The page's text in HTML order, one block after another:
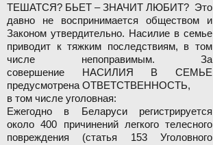
ТЕШАТСЯ? БЬЕТ – ЗНАЧИТ ЛЮБИТ? Это
давно не воспринимается обществом и
Законом утвердительно. Насилие в семье
приводит к тяжким последствиям, в том
числе непоправимым. За
совершение НАСИЛИЯ В СЕМЬЕ
предусмотрена ОТВЕТСТВЕННОСТЬ,
в том числе уголовная:
Ежегодно в Беларуси регистрируется
около 400 причинений легкого телесного
повреждения (статья 153 Уголовного